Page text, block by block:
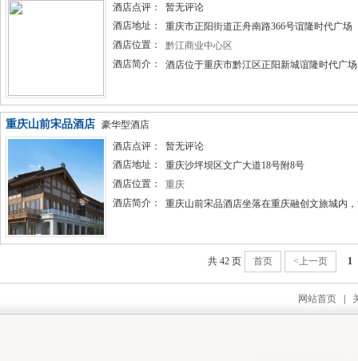
酒店点评：
暂无评论
酒店地址：
重庆市正阳街道正舟南路366号谊隆时代广场
酒店位置：
黔江商业中心区
酒店简介：
酒店位于重庆市黔江区正阳新城谊隆时代广
重庆山前宋品酒店 豪华型酒店
酒店点评：
暂无评论
酒店地址：
重庆沙坪坝区文广大道18号附8号
酒店位置：
重庆
酒店简介：
重庆山前宋品酒店坐落在重庆融创文旅城内
共 42 页 首页 <上一页 1
网站首页